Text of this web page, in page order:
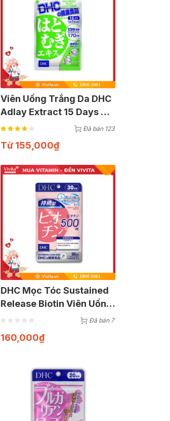
Viên Uống Trắng Da DHC
Adlay Extract 15 Days Hỗ
Trợ Trắng Da (Gói 15Đã bán 123
Từ 155,000₫
DHC Mọc Tóc Sustained
Release Biotin Viên Uống
Hỗ Trợ Mọc Tóc Gói 30Đã bán 7
160,000₫